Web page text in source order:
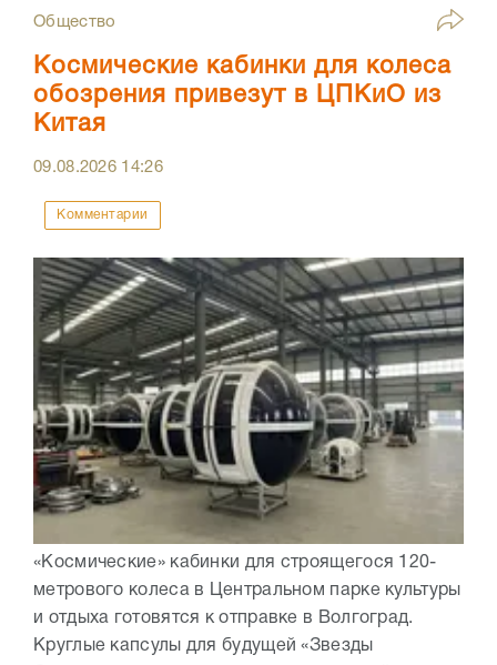
Общество
Космические кабинки для колеса
обозрения привезут в ЦПКиО из
Китая
09.08.2026 14:26
Комментарии
«Космические» кабинки для строящегося 120-
метрового колеса в Центральном парке культуры
и отдыха готовятся к отправке в Волгоград.
Круглые капсулы для будущей «Звезды